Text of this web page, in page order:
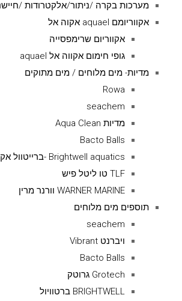
מערכות בקרה /ניתור/אלקטרודות /
אקווריומם aquael אקוה אל
אקווריום שרימפסייה
גופי חימום אקווה אל aquael
מדיות- מים מלוחים / מים מתוקים
Rowa
seachem
מדיות Aqua Clean
Bacto Balls
Brightwell aquatics -ברייטוול אקווטיקס
TLF טו ליטל פיש
WARNER MARINE וורנר מרין
תוספים מים מלוחים
seachem
ויברנט Vibrant
Bacto Balls
Grotech גרוטק
BRIGHTWELL ברטוויול